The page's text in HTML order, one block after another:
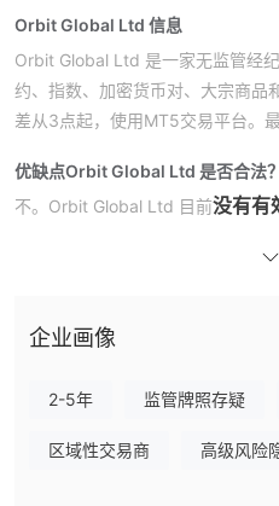
Orbit Global Ltd 信息
Orbit Global Ltd 是一家无监管经
约、指数、加密货币对、大宗商品
差从3点起，使用MT5交易平台。
优缺点Orbit Global Ltd 是否合法？
不。Orbit Global Ltd 目前没有有
我可以在Orbit Global Ltd上交易什
对、大宗商品和股票交易。
Orbit Global Ltd 提供以下三种账
企业画像
2-5年 监管牌照存疑
区域性交易商 高级风险